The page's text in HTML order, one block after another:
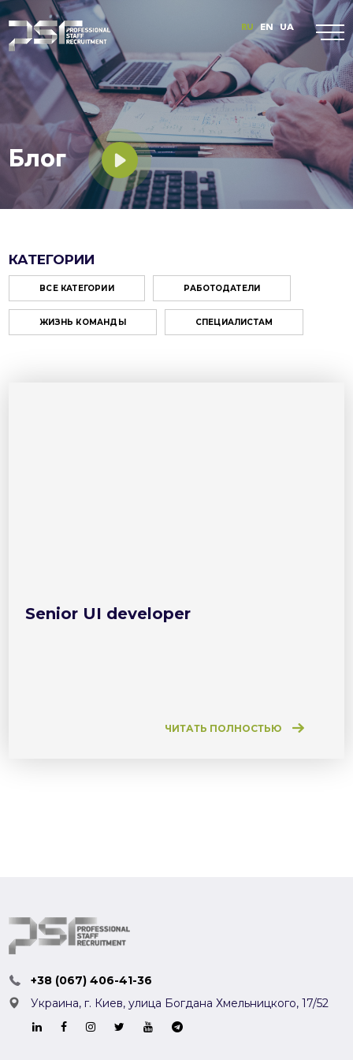
RU EN UA
Блог
КАТЕГОРИИ
ВСЕ КАТЕГОРИИ РАБОТОДАТЕЛИ
ЖИЗНЬ КОМАНДЫ СПЕЦИАЛИСТАМ
Senior UI developer
ЧИТАТЬ ПОЛНОСТЬЮ
+38 (067) 406-41-36
Украина, г. Киев,улица Богдана Хмельницкого, 17/52